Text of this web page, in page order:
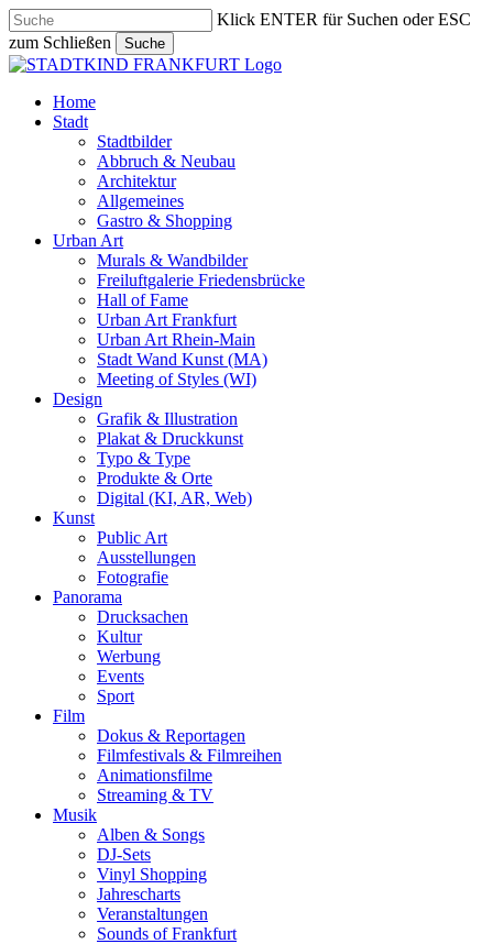
Skip
to
main
content
Klick ENTER für Suchen oder ESC
zum Schließen
Suche
Close
search
Menu
Home
Stadt
Stadtbilder
Abbruch & Neubau
Architektur
Allgemeines
Gastro & Shopping
Urban Art
Murals & Wandbilder
Freiluftgalerie Friedensbrücke
Hall of Fame
Urban Art Frankfurt
Urban Art Rhein-Main
Stadt Wand Kunst (MA)
Meeting of Styles (WI)
Design
Grafik & Illustration
Plakat & Druckkunst
Typo & Type
Produkte & Orte
Digital (KI, AR, Web)
Kunst
Public Art
Ausstellungen
Fotografie
Panorama
Drucksachen
Kultur
Werbung
Events
Sport
Film
Dokus & Reportagen
Filmfestivals & Filmreihen
Animationsfilme
Streaming & TV
Musik
Alben & Songs
DJ-Sets
Vinyl Shopping
Jahrescharts
Veranstaltungen
Sounds of Frankfurt